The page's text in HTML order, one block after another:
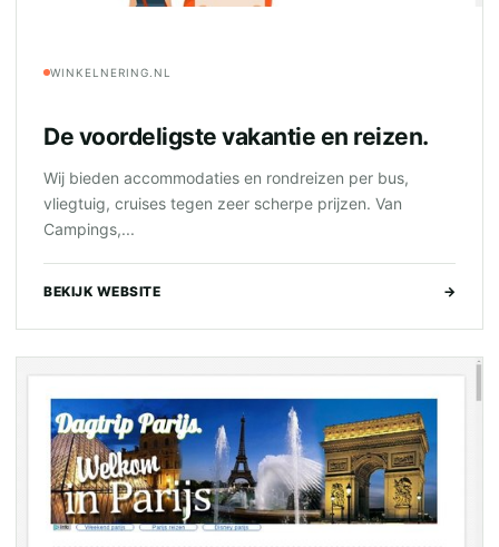
WINKELNERING.NL
De voordeligste vakantie en reizen.
Wij bieden accommodaties en rondreizen per bus,
vliegtuig, cruises tegen zeer scherpe prijzen. Van
Campings,...
BEKIJK WEBSITE →